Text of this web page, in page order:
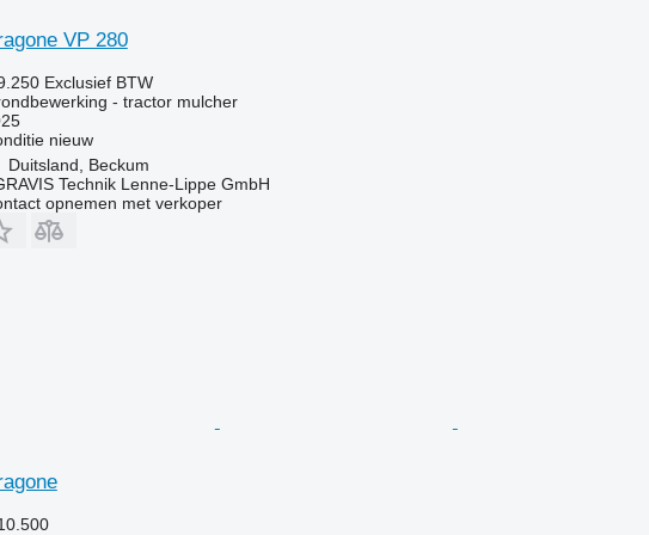
VP 280
Exclusief BTW
- tractor mulcher
nieuw
Duitsland, Beckum
Technik Lenne-Lippe GmbH
opnemen met verkoper